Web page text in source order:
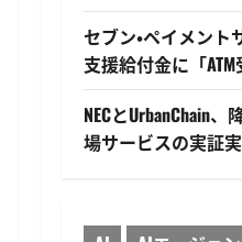
セブン・ペイメン
支援給付金に「
NECとUrbanChain
場サービスの実証